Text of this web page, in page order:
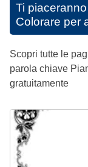
Ti
Colorare per
Scopri tutte le
parola chiave
gratuitamente